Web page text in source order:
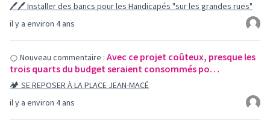
il y a environ 4 ans
🖊🖊 Installer des bancs pour les Handicapés "sur les grandes rues"
il y a environ 4 ans
Nouveau commentaire : Avec ce projet coûteux, presque les
trois quarts du budget seraient consommés po…
🏕 SE REPOSER À LA PLACE JEAN-MACÉ